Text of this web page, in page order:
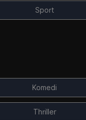
Sport
Komedi
Thriller